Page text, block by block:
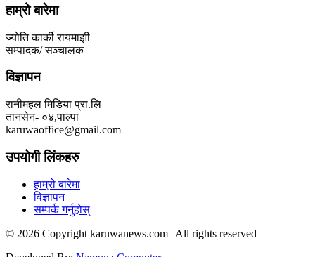
हाम्रो बारेमा
ज्योति कार्की रायमाझी
सम्पादक/ सञ्चालक
विज्ञापन
रानीमहल मिडिया प्रा.लि
तानसेन- ०४,पाल्पा
karuwaoffice@gmail.com
उपयोगी लिंकहरु
हाम्रो बारेमा
विज्ञापन
सम्पर्क गर्नुहोस्
© 2026 Copyright karuwanews.com | All rights reserved